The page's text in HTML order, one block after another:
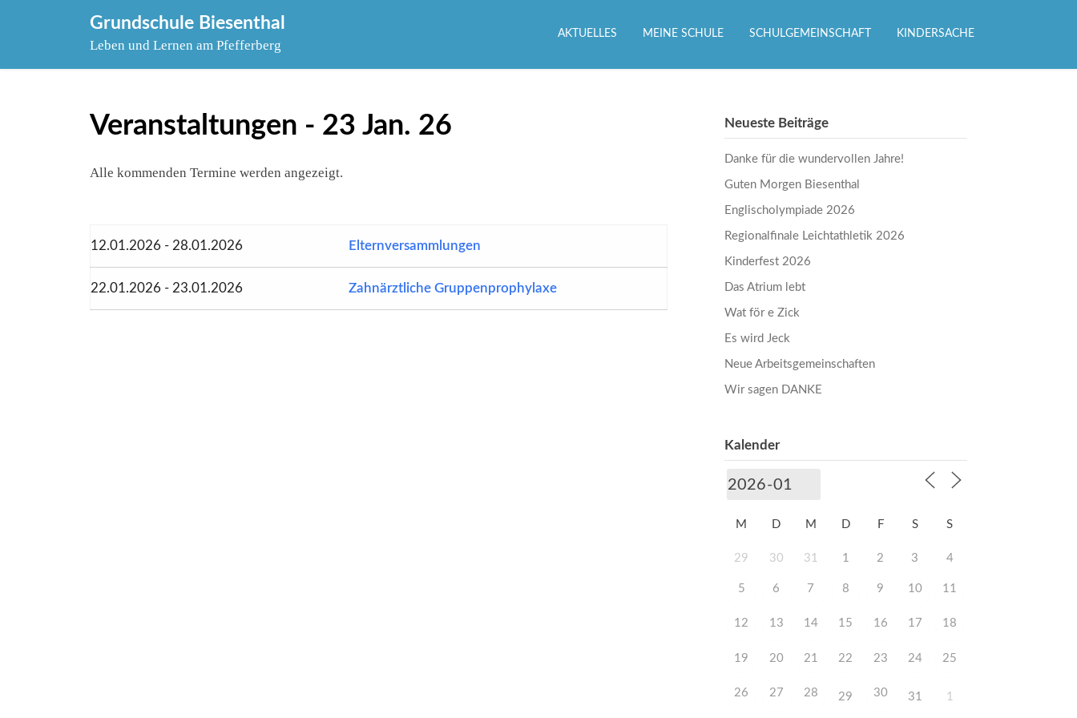
Grundschule Biesenthal
Leben und Lernen am Pfefferberg
AKTUELLES MEINE SCHULE SCHULGEMEINSCHAFT KINDERSACHE
Veranstaltungen - 23 Jan. 26
Alle kommenden Termine werden angezeigt.
12.01.2026 - 28.01.2026 Elternversammlungen
22.01.2026 - 23.01.2026 Zahnärztliche Gruppenprophylaxe
Neueste Beiträge
Danke für die wundervollen Jahre!
Guten Morgen Biesenthal
Englischolympiade 2026
Regionalfinale Leichtathletik 2026
Kinderfest 2026
Das Atrium lebt
Wat för e Zick
Es wird Jeck
Neue Arbeitsgemeinschaften
Wir sagen DANKE
Kalender
M D M D F S S
29 30 31 1 2 3 4
5 6 7 8 9 10 11
12 13 14 15 16 17 18
19 20 21 22 23 24 25
26 27 28 29 30 31 1